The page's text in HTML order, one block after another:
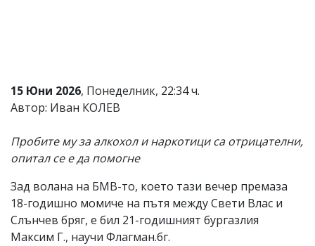
за
Ако
обиден
вас
моля
сигнализирайте
ни!
15 Юни 2026, Понеделник, 22:34 ч.
Автор: Иван КОЛЕВ
Пробите му за алкохол и наркотици са отрицателни,
опитал се е да помогне
Зад волана на БМВ-то, което тази вечер премаза
18-годишно момиче на пътя между Свети Влас и
Слънчев бряг, е бил 21-годишният бургазлия
Максим Г., научи Флагман.бг.